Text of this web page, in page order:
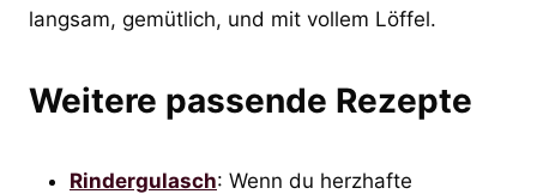
langsam, gemütlich, und mit vollem Löffel.
Weitere passende Rezepte
Rindergulasch: Wenn du herzhafte